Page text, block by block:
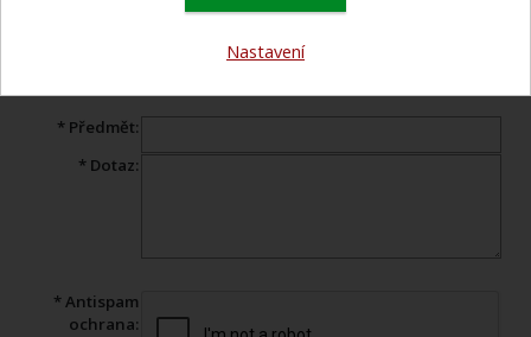
* Předmět:
* Dotaz:
* Antispam
ochrana:
Nastavení